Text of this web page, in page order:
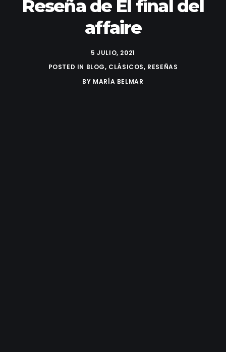
Reseña de El final del
affaire
5 JULIO, 2021
POSTED IN BLOG, CLÁSICOS, RESEÑAS
BY MARÍA BELMAR